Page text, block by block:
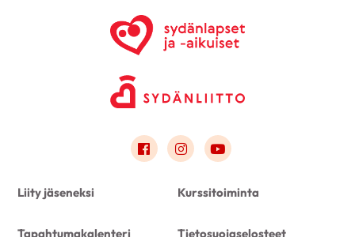
Link to facebook
Link to instagram
Link to youtube
Liity jäseneksi Kurssitoiminta
Tapahtumakalenteri Tietosuojaselosteet